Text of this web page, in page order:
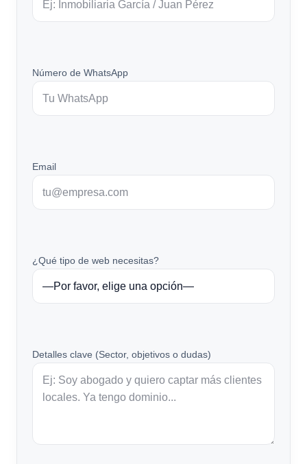
Número de WhatsApp
Email
¿Qué tipo de web necesitas?
Detalles clave (Sector, objetivos o dudas)